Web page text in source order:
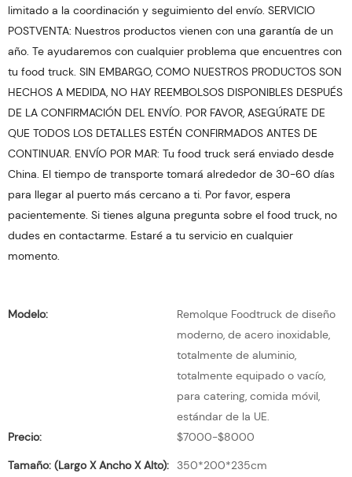
limitado a la coordinación y seguimiento del envío. SERVICIO
POSTVENTA: Nuestros productos vienen con una garantía de un
año. Te ayudaremos con cualquier problema que encuentres con
tu food truck. SIN EMBARGO, COMO NUESTROS PRODUCTOS SON
HECHOS A MEDIDA, NO HAY REEMBOLSOS DISPONIBLES DESPUÉS
DE LA CONFIRMACIÓN DEL ENVÍO. POR FAVOR, ASEGÚRATE DE
QUE TODOS LOS DETALLES ESTÉN CONFIRMADOS ANTES DE
CONTINUAR. ENVÍO POR MAR: Tu food truck será enviado desde
China. El tiempo de transporte tomará alrededor de 30-60 días
para llegar al puerto más cercano a ti. Por favor, espera
pacientemente. Si tienes alguna pregunta sobre el food truck, no
dudes en contactarme. Estaré a tu servicio en cualquier
momento.
Modelo:
Remolque Foodtruck de diseño
moderno, de acero inoxidable,
totalmente de aluminio,
totalmente equipado o vacío,
para catering, comida móvil,
estándar de la UE.
Precio:
$7000-$8000
Tamaño: (largo X Ancho X Alto): 350*200*235cm